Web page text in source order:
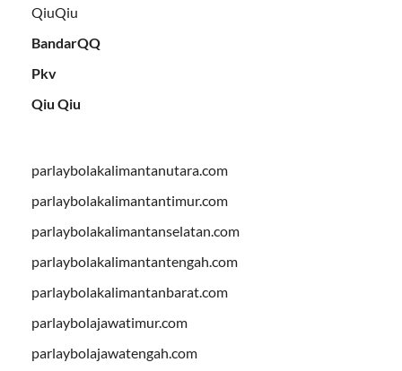
QiuQiu
BandarQQ
Pkv
Qiu Qiu
parlaybolakalimantanutara.com
parlaybolakalimantantimur.com
parlaybolakalimantanselatan.com
parlaybolakalimantantengah.com
parlaybolakalimantanbarat.com
parlaybolajawatimur.com
parlaybolajawatengah.com